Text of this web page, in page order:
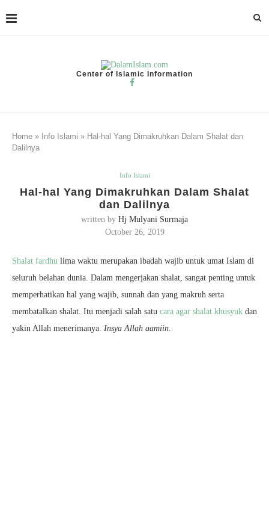
Center of Islamic Information
Home » Info Islami » Hal-hal Yang Dimakruhkan Dalam Shalat dan
Dalilnya
Info Islami
Hal-hal Yang Dimakruhkan Dalam Shalat
dan Dalilnya
written by Hj Mulyani Surmaja
October 26, 2019
Shalat fardhu lima waktu merupakan ibadah wajib untuk umat Islam di
seluruh belahan dunia. Dalam mengerjakan shalat, sangat penting untuk
memperhatikan hal yang wajib, sunnah dan yang makruh serta
membatalkan shalat. Itu menjadi salah satu cara agar shalat khusyuk dan
yakin Allah menerimanya. Insya Allah aamiin.